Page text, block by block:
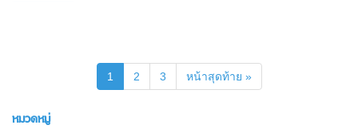
1 (current)
2 3 หน้าสุดท้าย »
หมวดหมู่